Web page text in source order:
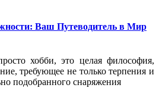
Ваш Путеводитель в Мир
хобби, это целая философия,
требующее не только терпения и
подобранного снаряжения